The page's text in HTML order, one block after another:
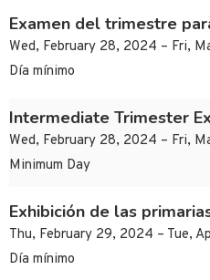
Examen del trimestre
Wed, February 28, 2024 – Fri,
Día mínimo
Intermediate Trimester
Wed, February 28, 2024 – Fri,
Minimum Day
Exhibición de las
Thu, February 29, 2024 – Tue,
Día mínimo